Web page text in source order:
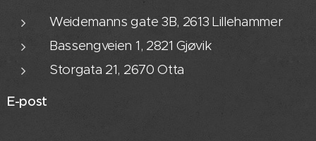
Weidemanns gate 3B, 2613 Lillehammer
Bassengveien 1, 2821 Gjøvik
Storgata 21, 2670 Otta
E-post